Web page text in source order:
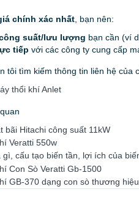
chính xác nhất , bạn nên:
suất/lưu lượng bạn cần (ví
tiếp với các công ty cung cấp
tôi tìm kiếm thông tin liên hệ của
thổi khí Anlet
bãi Hitachi công suất 11kW
Veratti 550w
gì, cấu tạo biến tần, lợi ích của
Con Sò Veratti Gb-1500
GB-370 dạng con sò thương